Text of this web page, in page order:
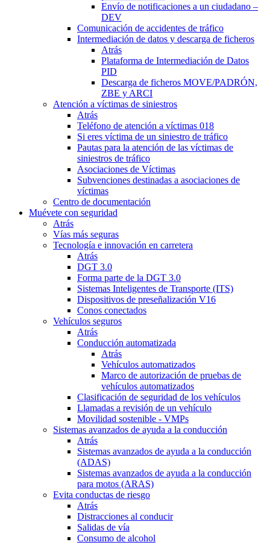
Envío de notificaciones a un ciudadano –
DEV
Comunicación de accidentes de tráfico
Intermediación de datos y descarga de ficheros
Atrás
Plataforma de Intermediación de Datos
PID
Descarga de ficheros MOVE/PADRÓN,
ZBE y ARCI
Atención a víctimas de siniestros
Atrás
Teléfono de atención a víctimas 018
Si eres víctima de un siniestro de tráfico
Pautas para la atención de las víctimas de
siniestros de tráfico
Asociaciones de Víctimas
Subvenciones destinadas a asociaciones de
víctimas
Centro de documentación
Muévete con seguridad
Atrás
Vías más seguras
Tecnología e innovación en carretera
Atrás
DGT 3.0
Forma parte de la DGT 3.0
Sistemas Inteligentes de Transporte (ITS)
Dispositivos de preseñalización V16
Conos conectados
Vehículos seguros
Atrás
Conducción automatizada
Atrás
Vehículos automatizados
Marco de autorización de pruebas de
vehículos automatizados
Clasificación de seguridad de los vehículos
Llamadas a revisión de un vehículo
Movilidad sostenible - VMPs
Sistemas avanzados de ayuda a la conducción
Atrás
Sistemas avanzados de ayuda a la conducción
(ADAS)
Sistemas avanzados de ayuda a la conducción
para motos (ARAS)
Evita conductas de riesgo
Atrás
Distracciones al conducir
Salidas de vía
Consumo de alcohol